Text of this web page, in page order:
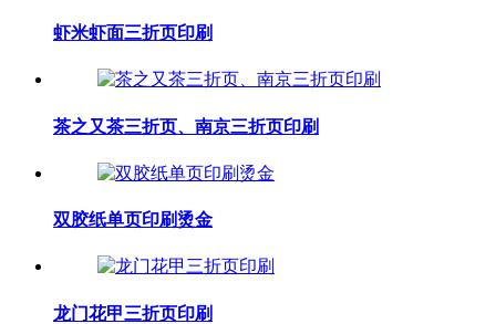
虾米虾面三折页印刷
茶之又茶三折页、南京三折页印刷
双胶纸单页印刷烫金
龙门花甲三折页印刷